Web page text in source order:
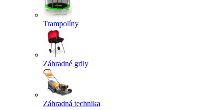
Trampolíny
Záhradné grily
Záhradná technika